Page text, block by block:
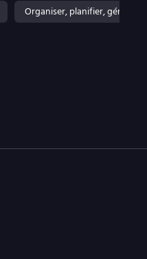
Organiser, planifier, gérer